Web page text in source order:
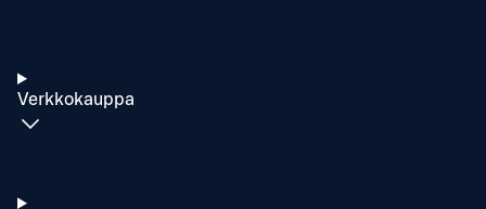
Verkkokauppa